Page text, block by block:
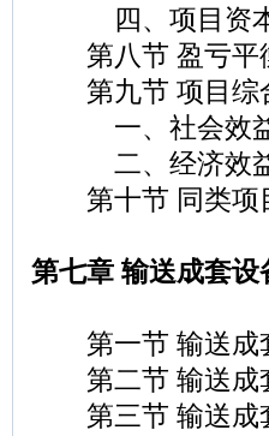
四、项目资本
第八节 盈亏平
第九节 项目综
一、社会效
二、经济效
第十节 同类项
第七章 输送成套
第一节 输送成
第二节 输送成
第三节 输送成